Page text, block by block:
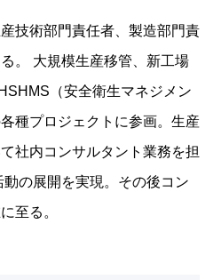
技術部門責任者、製造部門責
。 大規模生産移管、新工場
（安全衛生マネジメン
種プロジェクトに参画。生産
社内コンサルタント業務を担
の展開を実現。その後コン
至る。